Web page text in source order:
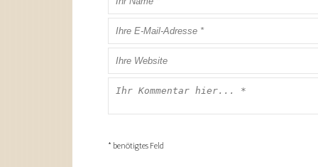
* benötigtes Feld